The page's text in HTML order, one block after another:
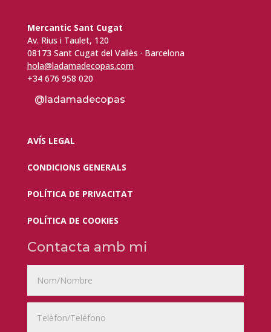
Mercantic Sant Cugat
Av. Rius i Taulet, 120
08173 Sant Cugat del Vallès · Barcelona
hola@ladamadecopas.com
+34 676 958 020
@ladamadecopas
AVÍS LEGAL
CONDICIONS GENERALS
POLÍTICA DE PRIVACITAT
POLÍTICA DE COOKIES
Contacta amb mi